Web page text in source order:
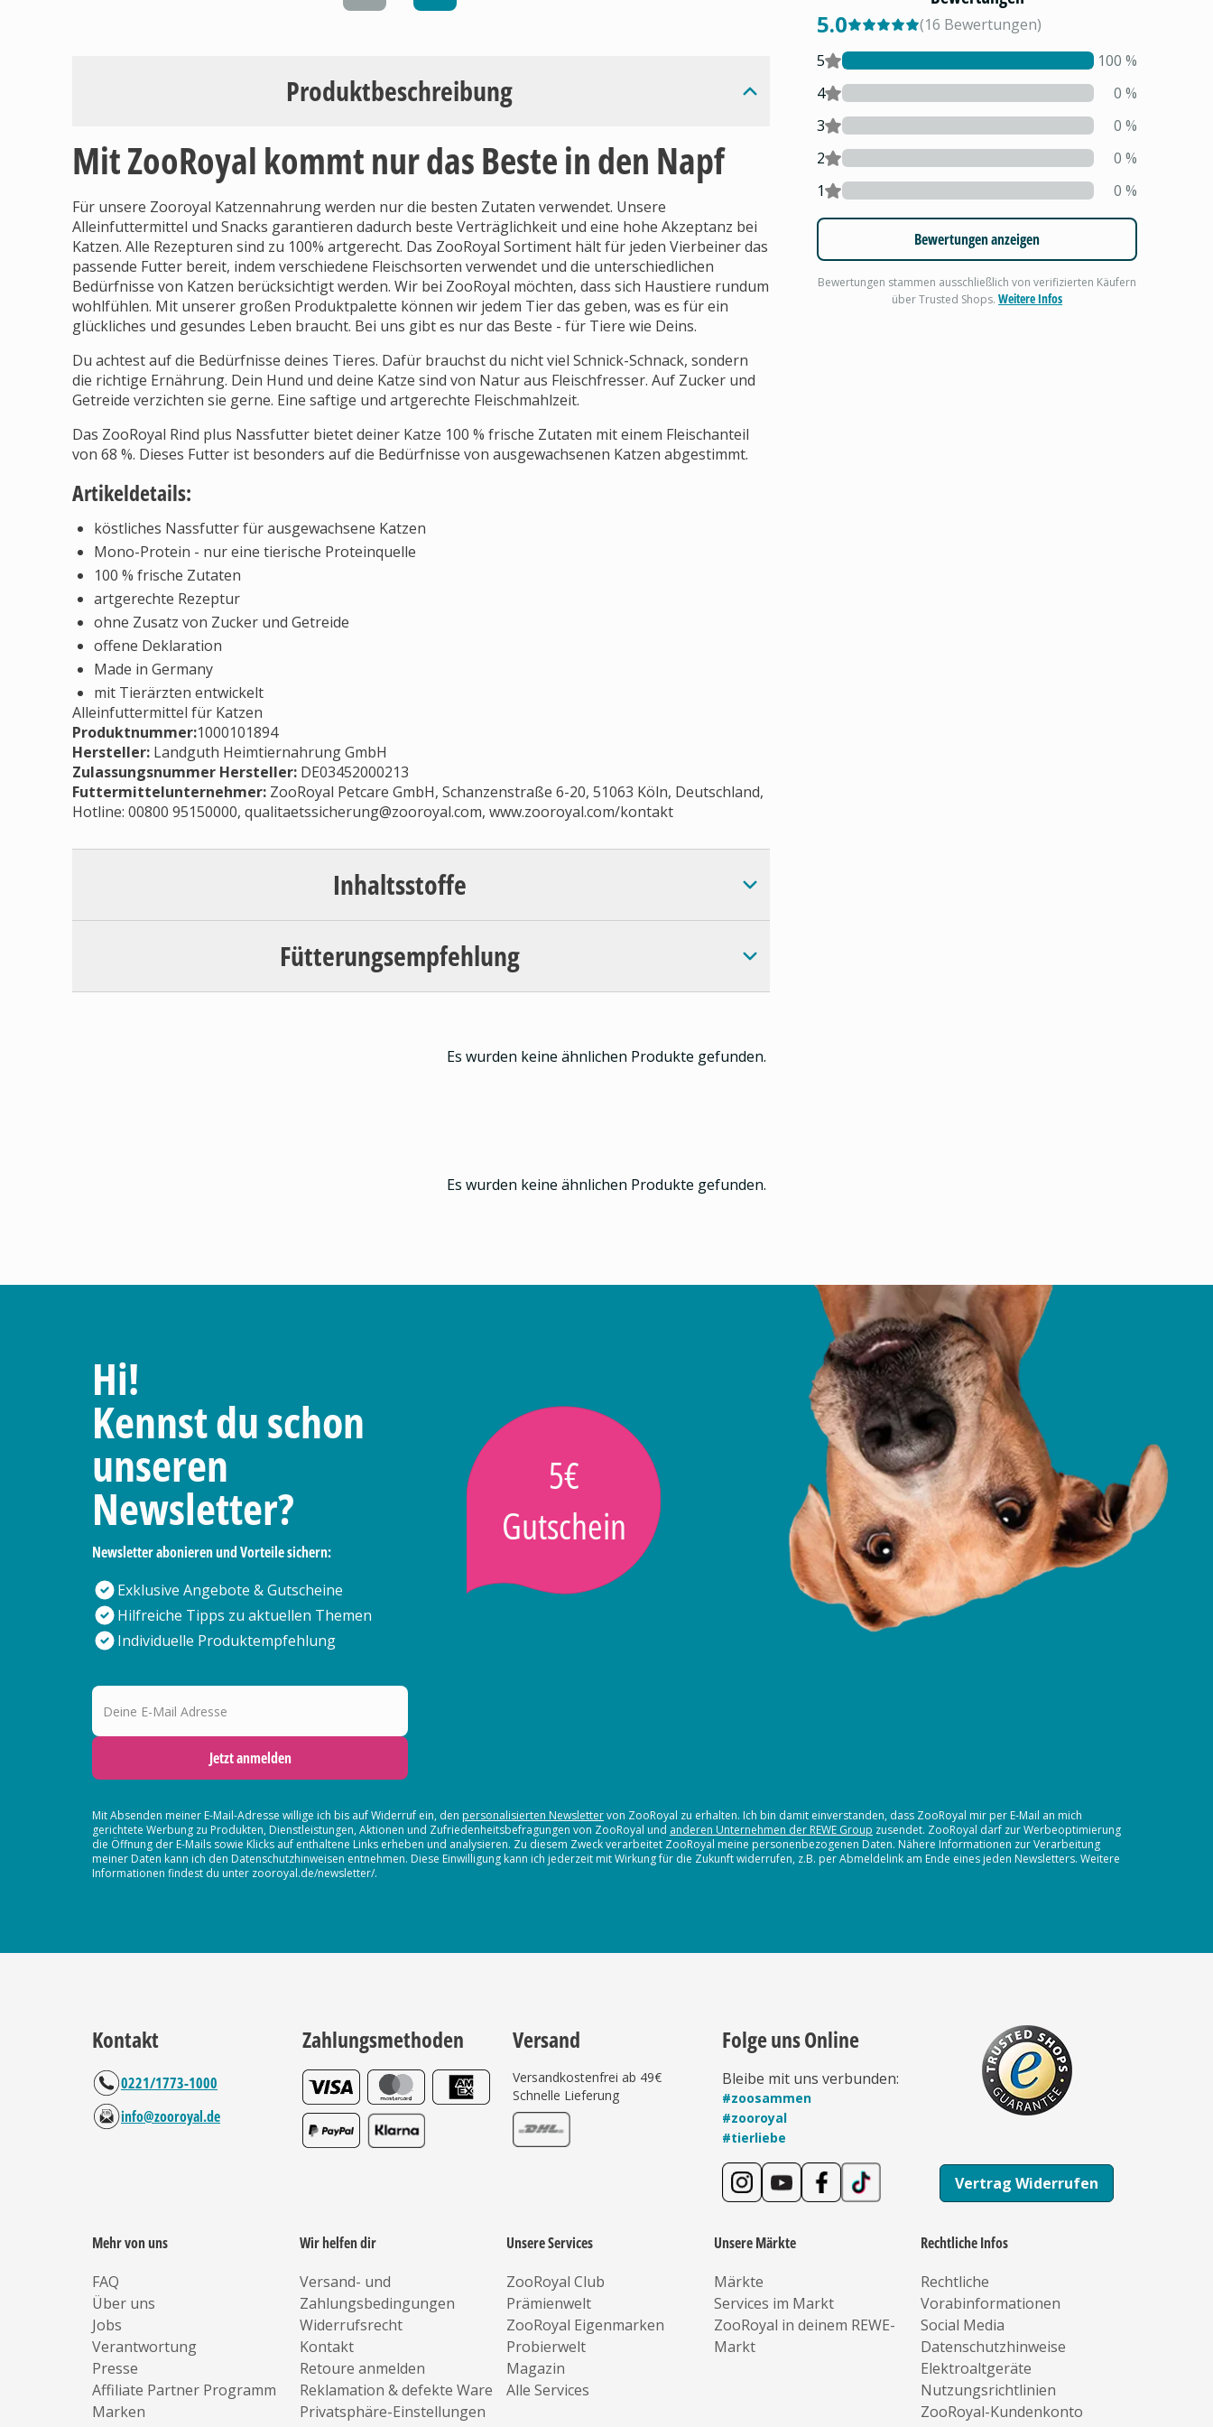
Produktbeschreibung
Mit ZooRoyal kommt nur das Beste in den Napf
Für unsere Zooroyal Katzennahrung werden nur die besten Zutaten verwendet. Unsere
Alleinfuttermittel und Snacks garantieren dadurch beste Verträglichkeit und eine hohe Akzeptanz bei
Katzen. Alle Rezepturen sind zu 100% artgerecht. Das ZooRoyal Sortiment hält für jeden Vierbeiner das
passende Futter bereit, indem verschiedene Fleischsorten verwendet und die unterschiedlichen
Bedürfnisse von Katzen berücksichtigt werden. Wir bei ZooRoyal möchten, dass sich Haustiere rundum
wohlfühlen. Mit unserer großen Produktpalette können wir jedem Tier das geben, was es für ein
glückliches und gesundes Leben braucht. Bei uns gibt es nur das Beste - für Tiere wie Deins.
Du achtest auf die Bedürfnisse deines Tieres. Dafür brauchst du nicht viel Schnick-Schnack, sondern
die richtige Ernährung. Dein Hund und deine Katze sind von Natur aus Fleischfresser. Auf Zucker und
Getreide verzichten sie gerne. Eine saftige und artgerechte Fleischmahlzeit.
Das ZooRoyal Rind plus Nassfutter bietet deiner Katze 100 % frische Zutaten mit einem Fleischanteil
von 68 %. Dieses Futter ist besonders auf die Bedürfnisse von ausgewachsenen Katzen abgestimmt.
Artikeldetails:
köstliches Nassfutter für ausgewachsene Katzen
Mono-Protein - nur eine tierische Proteinquelle
100 % frische Zutaten
artgerechte Rezeptur
ohne Zusatz von Zucker und Getreide
offene Deklaration
Made in Germany
mit Tierärzten entwickelt
Alleinfuttermittel für Katzen
Produktnummer:1000101894
Hersteller: Landguth Heimtiernahrung GmbH
Zulassungsnummer Hersteller: DE03452000213
Futtermittelunternehmer: ZooRoyal Petcare GmbH, Schanzenstraße 6-20, 51063 Köln, Deutschland,
Hotline: 00800 95150000, qualitaetssicherung@zooroyal.com, www.zooroyal.com/kontakt
Inhaltsstoffe
Fütterungsempfehlung
5.0 (16 Bewertungen)
5
100 %
4
0 %
3
0 %
2
0 %
1
0 %
Bewertungen anzeigen
Bewertungen stammen ausschließlich von verifizierten Käufern
über Trusted Shops.Weitere Infos
Es wurden keine ähnlichen Produkte gefunden.
Es wurden keine ähnlichen Produkte gefunden.
Hi!
Kennst du schon
unseren
Newsletter?
Newsletter abonieren und Vorteile sichern:
Exklusive Angebote & Gutscheine
Hilfreiche Tipps zu aktuellen Themen
Individuelle Produktempfehlung
5€
Gutschein
Deine E-Mail Adresse
Jetzt anmelden
Mit Absenden meiner E-Mail-Adresse willige ich bis auf Widerruf ein, den personalisierten Newslettervon ZooRoyal zu erhalten. Ich bin damit einverstanden, dass ZooRoyal mir per E-Mail an mich
gerichtete Werbung zu Produkten, Dienstleistungen, Aktionen und Zufriedenheitsbefragungen von ZooRoyal und anderen Unternehmen der REWE Group zusendet. ZooRoyal darf zur Werbeoptimierung
die Öffnung der E-Mails sowie Klicks auf enthaltene Links erheben und analysieren. Zu diesem Zweck verarbeitet ZooRoyal meine personenbezogenen Daten. Nähere Informationen zur Verarbeitung
meiner Daten kann ich den Datenschutzhinweisen entnehmen. Diese Einwilligung kann ich jederzeit mit Wirkung für die Zukunft widerrufen, z.B. per Abmeldelink am Ende eines jeden Newsletters. Weitere
Informationen findest du unter zooroyal.de/newsletter/.
Kontakt
0221/1773-1000
info@zooroyal.de
Zahlungsmethoden Versand
Versandkostenfrei ab 49€
Schnelle Lieferung
Folge uns Online
Bleibe mit uns verbunden:
#zoosammen
#zooroyal
#tierliebe
Vertrag Widerrufen
Mehr von uns
FAQ
Über uns
Jobs
Verantwortung
Presse
Affiliate Partner Programm
Marken
Wir helfen dir
Versand- und
Zahlungsbedingungen
Widerrufsrecht
Kontakt
Retoure anmelden
Reklamation & defekte Ware
Privatsphäre-Einstellungen
Unsere Services
ZooRoyal Club
Prämienwelt
ZooRoyal Eigenmarken
Probierwelt
Magazin
Alle Services
Unsere Märkte
Märkte
Services im Markt
ZooRoyal in deinem REWE-
Markt
Rechtliche Infos
Rechtliche
Vorabinformationen
Social Media
Datenschutzhinweise
Elektroaltgeräte
Nutzungsrichtlinien
ZooRoyal-Kundenkonto